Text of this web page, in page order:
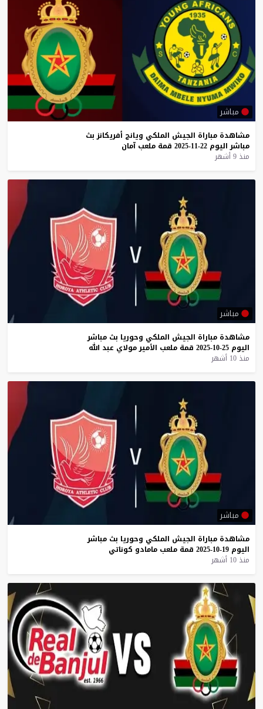
مباشر
مشاهدة مباراة الجيش الملكي ويانج أفريكانز بث
مباشر اليوم 22-11-2025 قمة ملعب آمان
منذ 9 أشهر
مباشر
مشاهدة مباراة الجيش الملكي وحوريا بث مباشر
اليوم 25-10-2025 قمة ملعب الأميرمولاي عبد الله
منذ 10 أشهر
مباشر
مشاهدة مباراة الجيش الملكي وحوريا بث مباشر
اليوم 19-10-2025 قمة ملعب مامادو كوناتي
منذ 10 أشهر